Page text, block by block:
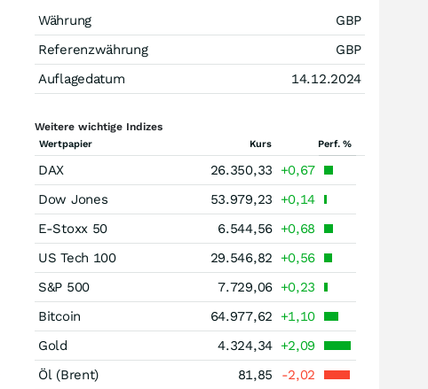
Währung
GBP
Referenzwährung
GBP
Auflagedatum
14.12.2024
Weitere wichtige Indizes
Wertpapier Kurs Perf. %
DAX 26.350,33
+0,67
Dow Jones
53.979,23
+0,14
E-Stoxx 50
6.544,56 +0,68
US Tech 100
29.546,82
+0,56
S&P 500
7.729,06 +0,23
Bitcoin
64.977,62
+1,10
Gold
4.324,34 +2,09
Öl (Brent)
81,85
-2,02